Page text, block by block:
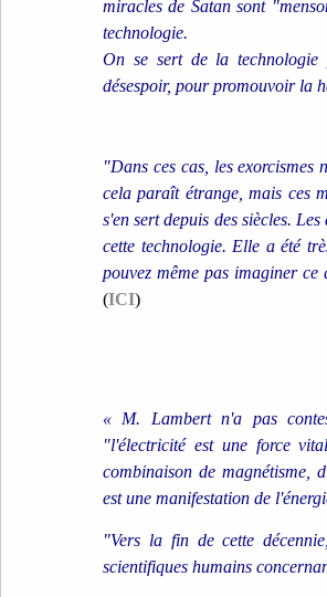
miracles de Satan sont
technologie.
On se sert de la technologie
désespoir, pour promouvoir la
"Dans ces cas, les exorcismes
cela paraît étrange, mais ces
s'en sert depuis des siècles.
cette technologie. Elle a été
pouvez même pas imaginer
(ICI)
« M. Lambert n'a pas
"l'électricité est une force
combinaison de magnétisme,
est une manifestation de
"Vers la fin de cette
scientifiques humains